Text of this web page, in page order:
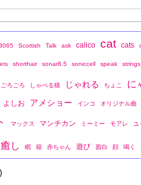
Scottish Talk ask calico cat cats
shorthair sonar8.5 soniccell speak strings
ごろごろ しゃべる猫 じゃれる ちょこ に
よしお アメショー インコ オリジナル曲
マックス マンチカン ミーミー モアレ ユ
癒し 眠 箱 赤ちゃん 遊び 面白 顔 鳴く